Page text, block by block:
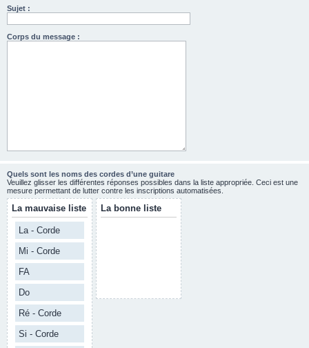
Sujet :
Corps du message :
Quels sont les noms des cordes d’une guitare
Veuillez glisser les différentes réponses possibles dans la liste appropriée. Ceci est une
mesure permettant de lutter contre les inscriptions automatisées.
La mauvaise liste
La - Corde
Mi - Corde
FA
Do
Ré - Corde
Si - Corde
La bonne liste